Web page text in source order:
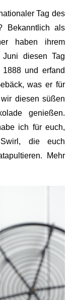
Tag des
Bekanntlich als
haben ihrem
diesen Tag
und erfand
was er für
diesen süßen
genießen.
ich für euch,
Swirl, die euch
Mehr